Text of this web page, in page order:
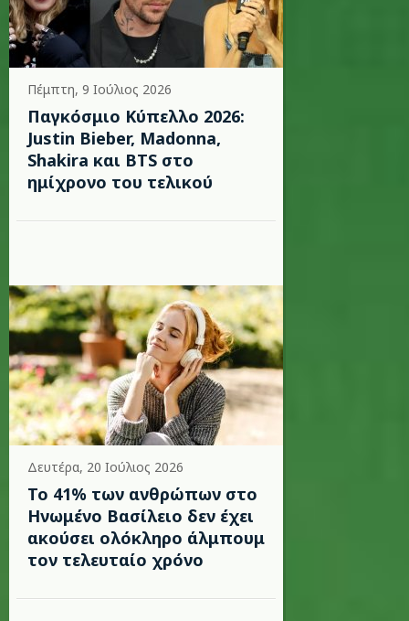
Πέμπτη, 9 Ιούλιος 2026
Παγκόσμιο Κύπελλο 2026:
Justin Bieber, Madonna,
Shakira και BTS στο
ημίχρονο του τελικού
Δευτέρα, 20 Ιούλιος 2026
Το 41% των ανθρώπων στο
Ηνωμένο Βασίλειο δεν έχει
ακούσει ολόκληρο άλμπουμ
τον τελευταίο χρόνο